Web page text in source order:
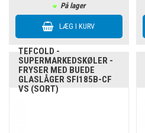
På lager
TEFCOLD -
SUPERMARKEDSKØLER -
FRYSER MED BUEDE
GLASLÅGER SFI185B-CF
VS (SORT)